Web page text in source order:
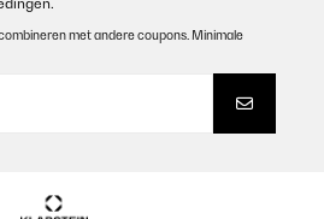
GECONTROLEERDE BEOORDELING
in Ordnung.
merke schon das mich der laute Lüfter
Hab dieses Manko auch in
im Netz gelesen und nicht geglaubt. Aber
met andere coupons. Minimale